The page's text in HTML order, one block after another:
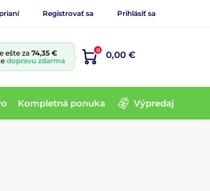
Registrovať sa Prihlásiť sa
ešte za 74,35 €
dopravu zdarma
0 0,00 €
Kompletná ponuka Výpredaj